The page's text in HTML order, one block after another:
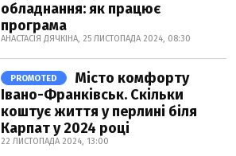
обладнання: як працює
програма
АНАСТАСІЯ ДЯЧКІНА, 25 ЛИСТОПАДА 2024, 08:30
PROMOTED
Місто комфорту
Івано-Франківськ. Скільки
коштує життя у перлині біля
Карпат у 2024 році
22 ЛИСТОПАДА 2024, 13:00